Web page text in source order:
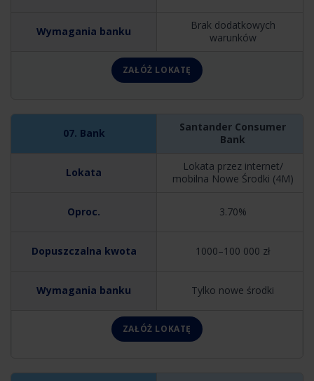
Brak dodatkowych
warunków
ZAŁÓŻ LOKATĘ
Santander Consumer
Bank
Lokata przez internet/
mobilna Nowe Środki (4M)
3.70%
1000–100 000 zł
Tylko nowe środki
ZAŁÓŻ LOKATĘ